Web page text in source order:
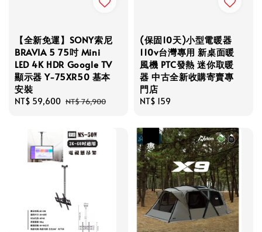
【全新免運】SONY索尼
BRAVIA 5 75吋 Mini
LED 4K HDR Google TV
顯示器 Y-75XR50 基本
安裝
Sale
NT$ 59,600 Regular
NT$ 76,900
(保固10天)小型電暖器
110v台灣專用 新桌面暖
風機 PTC發熱 迷你取暖
器 中古全新收購寄賣專
門店
Regular
NT$ 159